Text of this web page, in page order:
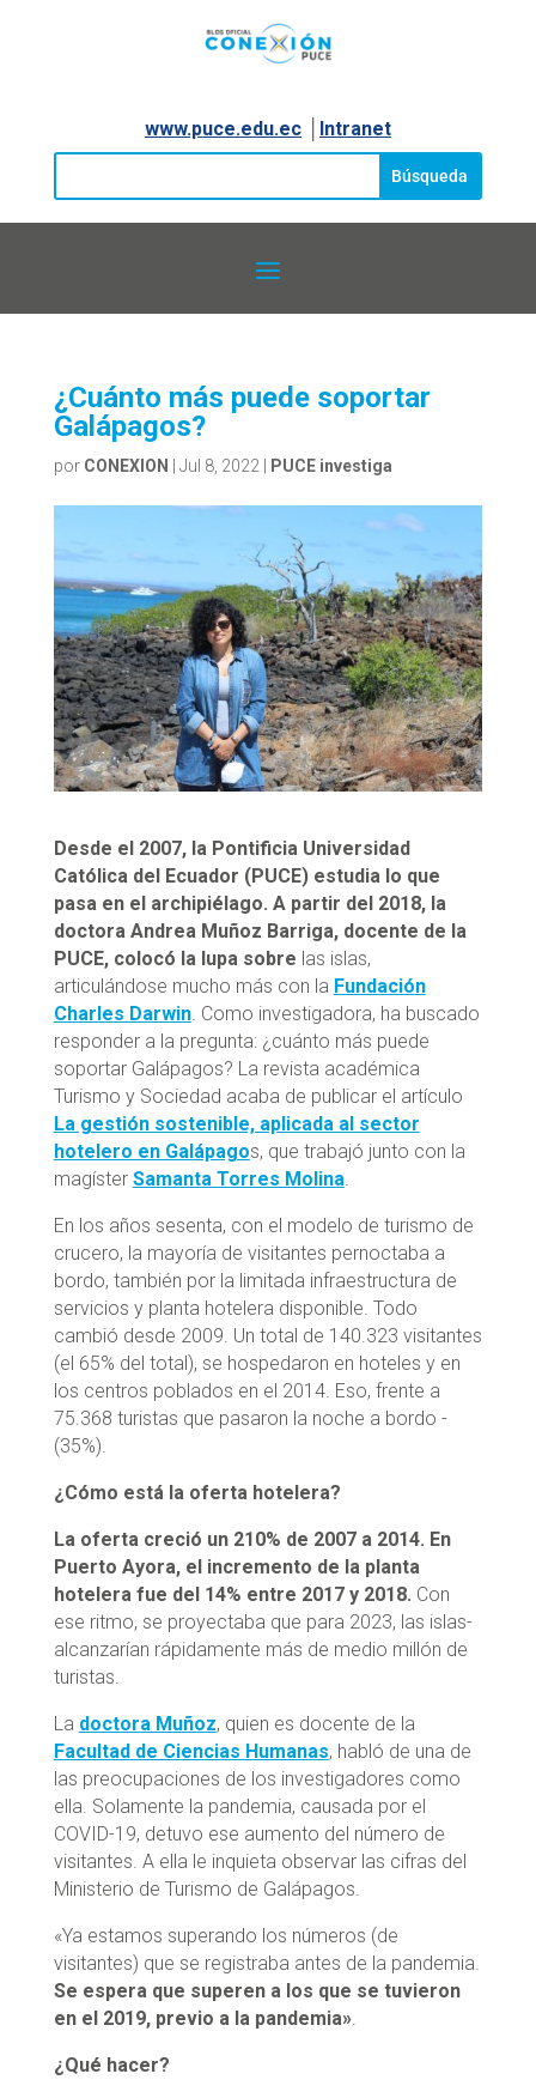
www.puce.edu.ec│ Intranet
¿Cuánto más puede soportar
Galápagos?
por CONEXION Jul 8, 2022| PUCE investiga
Desde el 2007, la Pontificia Universidad
Católica del Ecuador (PUCE) estudia lo que
pasa en el archipiélago. A partir del 2018, la
doctora Andrea Muñoz Barriga, docente de la
PUCE, colocó la lupa sobre las islas,
articulándose mucho más con la Fundación
Charles Darwin. Como investigadora, ha buscado
responder a la pregunta: ¿cuánto más puede
soportar Galápagos? La revista académica
Turismo y Sociedad acaba de publicar el artículo
La gestión sostenible, aplicada al sector
hotelero en Galápagos, que trabajó junto con la
magíster Samanta Torres Molina.
En los años sesenta, con el modelo de turismo de
crucero, la mayoría de visitantes pernoctaba a
bordo, también por la limitada infraestructura de
servicios y planta hotelera disponible. Todo
cambió desde 2009. Un total de 140.323 visitantes
(el ­65% del total), se hospedaron en hoteles y en
los centros poblados en el 2014. Eso, frente a
75.368­ turistas ­que ­pasaron­ la noche ­a ­bordo ­
(35%).
¿Cómo está la oferta hotelera?
La oferta ­creció­ un ­210%­ de ­2007­ a ­2014.­ En
Puerto­ Ayora, el incremento de la planta
hotelera ­fue ­del ­14% ­entre ­2017 ­y ­2018. Con
ese ritmo, se­ proyectaba ­que­ para­ 2023, ­las­ islas­
alcanzarían ­rápidamente ­más­ de­ medio millón de
turistas.
La doctora Muñoz, quien es docente de la
Facultad de Ciencias Humanas, habló de una de
las preocupaciones de los investigadores como
ella. Solamente la pandemia, causada por el
COVID-19, detuvo ese aumento del número de
visitantes. A ella le inquieta observar las cifras del
Ministerio de Turismo de Galápagos.
«Ya estamos superando los números (de
visitantes) que se registraba antes de la pandemia.
Se espera que superen a los que se tuvieron
en el 2019, previo a la pandemia».
¿Qué hacer?